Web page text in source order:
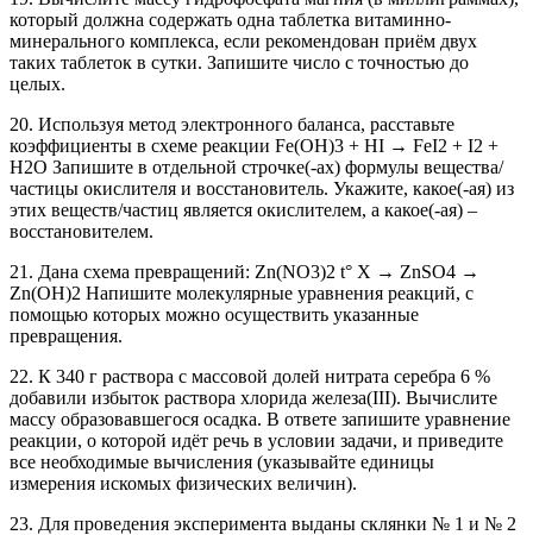
который должна содержать одна таблетка витаминно-
минерального комплекса, если рекомендован приём двух
таких таблеток в сутки. Запишите число с точностью до
целых.
20. Используя метод электронного баланса, расставьте
коэффициенты в схеме реакции Fe(OH)3 + HI → FeI2 + I2 +
H2O Запишите в отдельной строчке(-ах) формулы вещества/
частицы окислителя и восстановитель. Укажите, какое(-ая) из
этих веществ/частиц является окислителем, а какое(-ая) –
восстановителем.
21. Дана схема превращений: Zn(NO3)2 t° Х → ZnSO4 →
Zn(OH)2 Напишите молекулярные уравнения реакций, с
помощью которых можно осуществить указанные
превращения.
22. К 340 г раствора с массовой долей нитрата серебра 6 %
добавили избыток раствора хлорида железа(III). Вычислите
массу образовавшегося осадка. В ответе запишите уравнение
реакции, о которой идёт речь в условии задачи, и приведите
все необходимые вычисления (указывайте единицы
измерения искомых физических величин).
23. Для проведения эксперимента выданы склянки № 1 и № 2